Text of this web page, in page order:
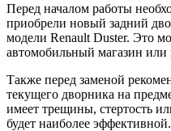
Перед началом работы
приобрели новый задний
модели Renault Duster. Это
автомобильный магазин или
Также перед заменой
текущего дворника на
имеет трещины, стертость
будет наиболее эффективной.